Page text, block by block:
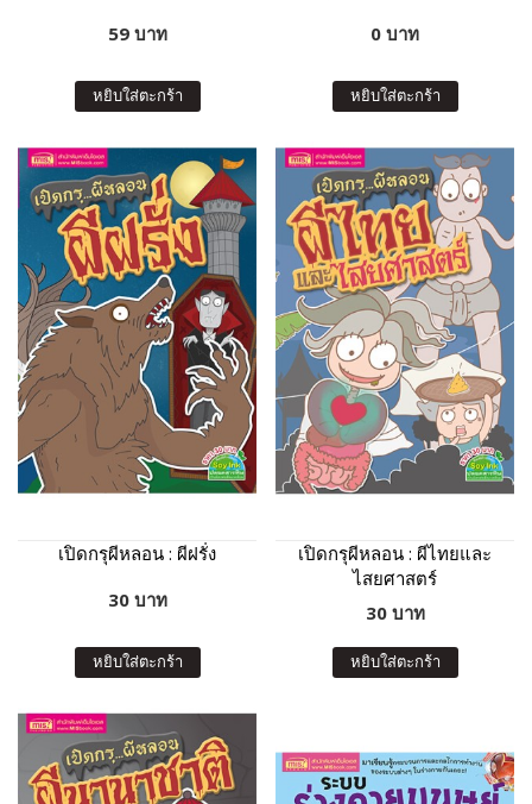
59 บาท
หยิบใส่ตะกร้า
0 บาท
หยิบใส่ตะกร้า
เปิดกรุผีหลอน : ผีฝรั่ง
30 บาท
หยิบใส่ตะกร้า
เปิดกรุผีหลอน : ผีไทยและ
ไสยศาสตร์
30 บาท
หยิบใส่ตะกร้า